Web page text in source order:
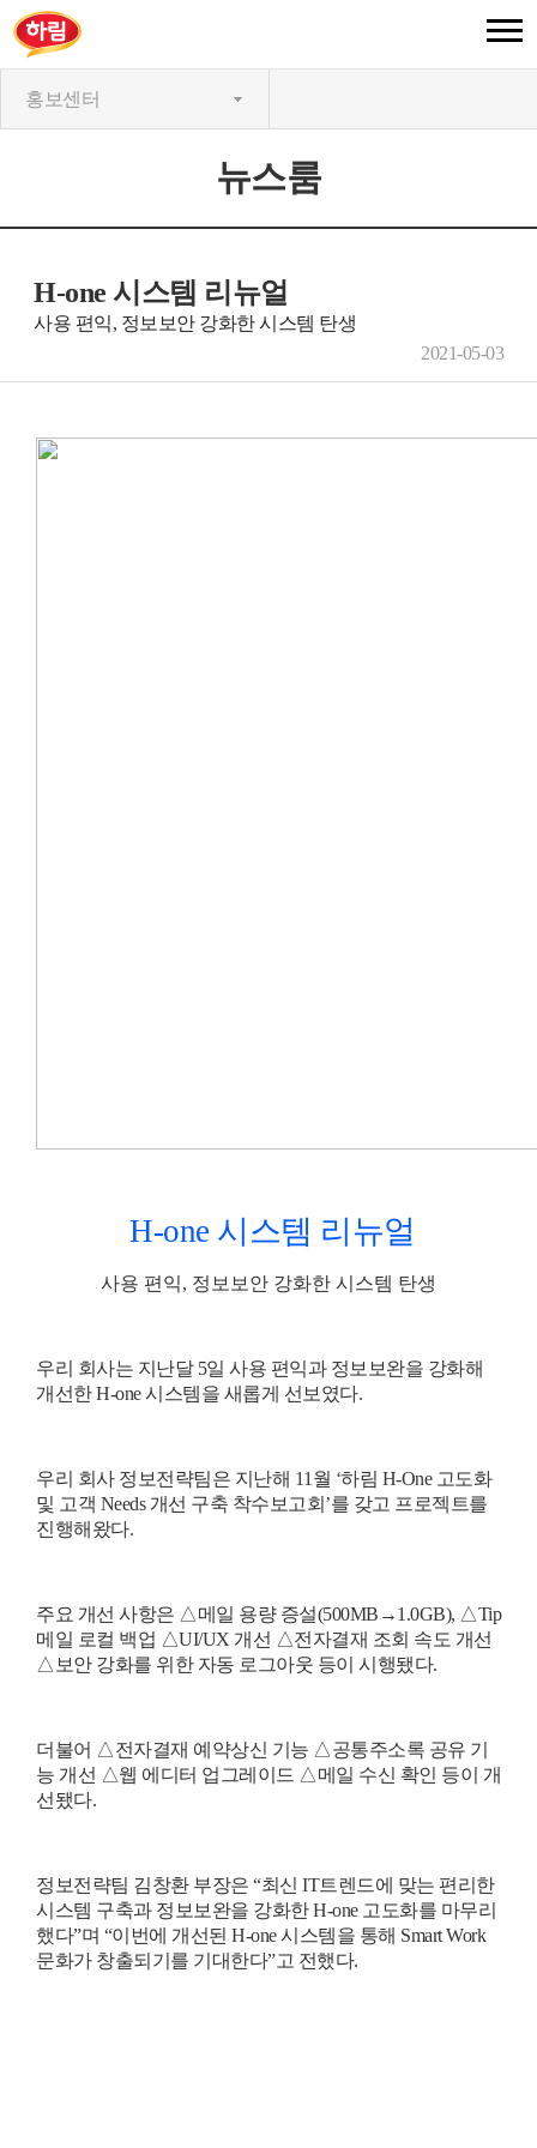
홍보센터
뉴스룸
H-one 시스템 리뉴얼
사용 편익, 정보보안 강화한 시스템 탄생
2021-05-03
H-one 시스템 리뉴얼
사용 편익, 정보보안 강화한 시스템 탄생
우리 회사는 지난달 5일 사용 편익과 정보보완을 강화해
개선한H-one시스템을 새롭게 선보였다.
우리 회사 정보전략팀은 지난해 11 월 ‘하림 H-One 고도화
및 고객 Needs 개선 구축 착수보고회 ’를 갖고 프로젝트를
진행해왔다.
주요 개선 사항은 △메일 용량 증설(500MB →1.0GB), △Tip
메일 로컬 백업 △UI/UX 개선 △전자결재 조회 속도 개선
△보안 강화를 위한 자동 로그아웃 등이 시행됐다.
더불어 △전자결재 예약상신 기능 △공통주소록 공유 기
능 개선 △웹 에디터 업그레이드 △메일 수신 확인 등이 개
선됐다.
정보전략팀 김창환 부장은 “최신 IT트렌드에 맞는 편리한
시스템 구축과 정보보완을 강화한H-one 고도화를 마무리
했다”며 “이번에 개선된 H-one시스템을 통해 Smart Work
문화가 창출되기를 기대한다”고 전했다.